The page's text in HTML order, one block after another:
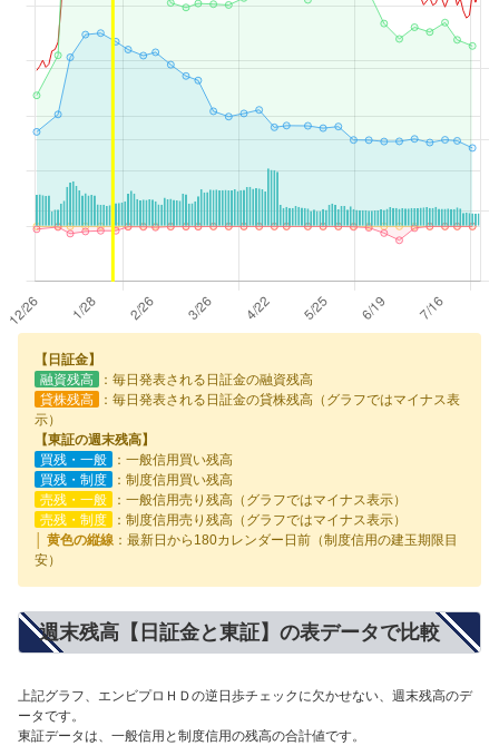
【日証金】
融資残高
：毎日発表される日証金の融資残高
貸株残高
：毎日発表される日証金の貸株残高（グラフではマイナス表
示）
【東証の週末残高】
買残・一般
：一般信用買い残高
買残・制度
：制度信用買い残高
売残・一般
：一般信用売り残高（グラフではマイナス表示）
売残・制度
：制度信用売り残高（グラフではマイナス表示）
│ 黄色の縦線 ：最新日から180カレンダー日前（制度信用の建玉期限目
安）
週末残高【日証金と東証】の表データで比較
上記グラフ、エンビプロＨＤの逆日歩チェックに欠かせない、週末残高のデ
ータです。
東証データは、一般信用と制度信用の残高の合計値です。